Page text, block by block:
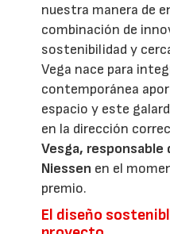
nuestra manera de
combinación de
sostenibilidad y
Vega nace para
contemporánea
espacio y este
en la dirección
Vesga, responsable
Niessen en el
premio.
El diseño